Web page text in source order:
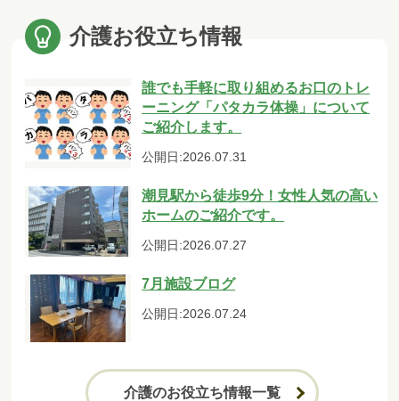
介護お役立ち情報
誰でも手軽に取り組めるお口のトレ
ーニング「パタカラ体操」について
ご紹介します。
公開日:2026.07.31
潮見駅から徒歩9分！女性人気の高い
ホームのご紹介です。
公開日:2026.07.27
7月施設ブログ
公開日:2026.07.24
介護のお役立ち情報一覧